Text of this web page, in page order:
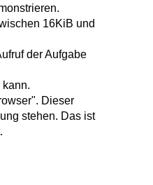
16KiB und
der Aufgabe
Dieser
stehen. Das ist